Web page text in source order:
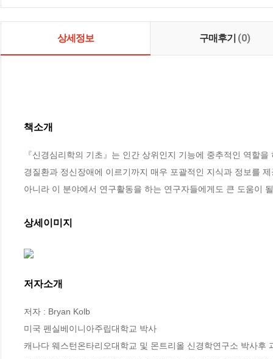
상세정보 구매후기 (0)
책소개
『신경심리학의 기초』는 인간 상위인지 기능에 중추적인 역할
경질환과 정신장애에 이르기까지 매우 포괄적인 지식과 정보를
아니라 이 분야에서 연구활동을 하는 연구자들에게도 큰 도움이
상세이미지
저자소개
저자 : Bryan Kolb
미국 펜실베이니아주립대학교 박사
캐나다 웨스턴온타리오대학교 및 몬트리올 신경학연구소 박사후